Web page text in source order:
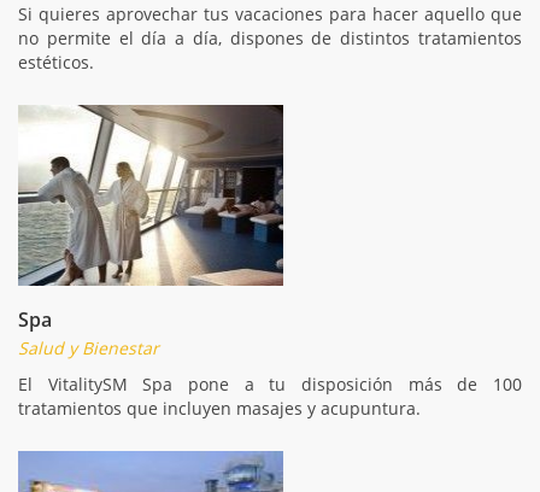
Si quieres aprovechar tus vacaciones para hacer aquello que
no permite el día a día, dispones de distintos tratamientos
estéticos.
Spa
Salud y Bienestar
El VitalitySM Spa pone a tu disposición más de 100
tratamientos que incluyen masajes y acupuntura.